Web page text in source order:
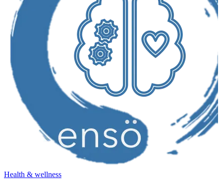
Health & wellness